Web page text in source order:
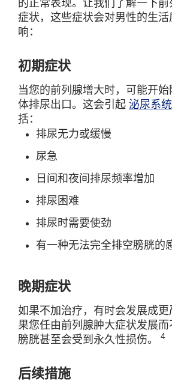
的正常表现。让我们了解一下
症状，这些症状会对男性的生
响：
初期症状
当您的前列腺增大时，可能开
体排尿出口。这会引起 泌尿系
括：
排尿无力或缓慢
尿急
日间和夜间排尿频率增加
排尿困难
排尿时需要使劲
有一种无法完全排空膀胱的
晚期症状
如果不加治疗，有时会发展成更
果您任由前列腺肿大症状发展
膀胱甚至会受到永久性损伤。
4
后续措施